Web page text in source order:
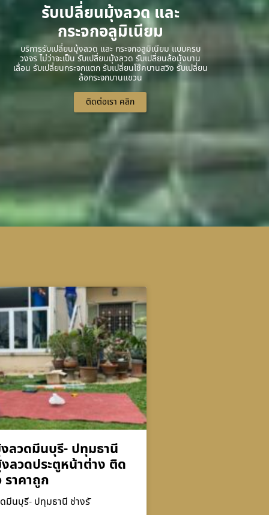
รับเปลี่ยนมุ้งลวด และ
กระจกอลูมิเนียม
บริการรับเปลี่ยนมุ้งลวด และ กระจกอลูมิเนียม แบบครบ
วงจร ไม่ว่าจะเป็น รับเปลี่ยนมุ้งลวด รับเปลี่ยนล้อมุ้งบาน
เลื่อน รับเปลี่ยนกระจกแตก รับเปลี่ยนโช๊คบานสวิง รับเปลี่ยน
ล้อกระจกบานแขวน
ติดต่อเรา คลิก
ลวดมีนบุรี- ปทุมธานี
ลวดประตูหน้าต่าง ติด
ราคาถูก
มีนบุรี- ปทุมธานี ช่างรั